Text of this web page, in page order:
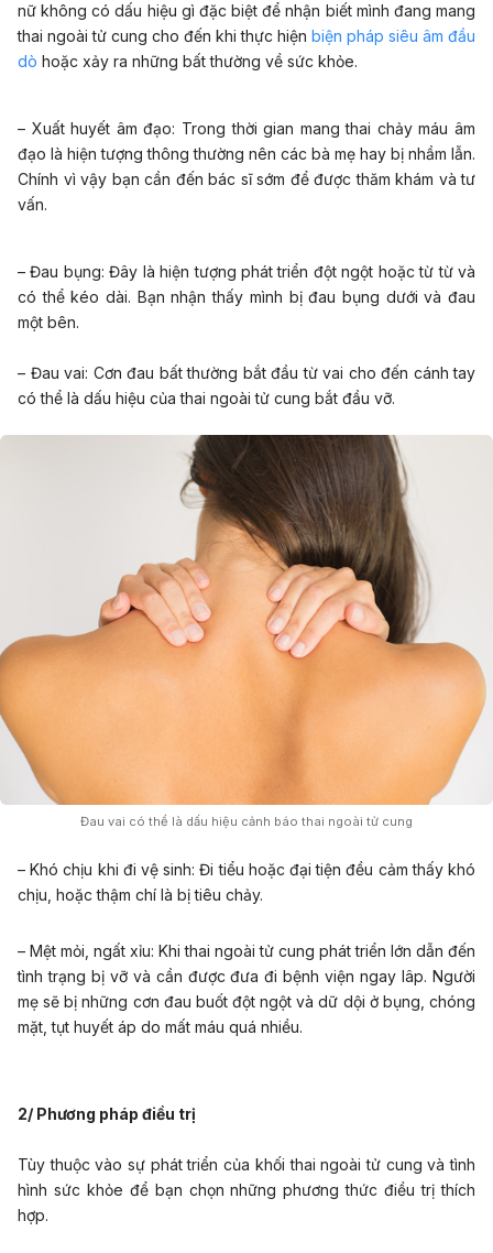
nữ không có dấu hiệu gì đặc biệt để nhận biết mình đang mang
thai ngoài tử cung cho đến khi thực hiện biện pháp siêu âm đầu
dò hoặc xảy ra những bất thường về sức khỏe.
– Xuất huyết âm đạo: Trong thời gian mang thai chảy máu âm
đạo là hiện tượng thông thường nên các bà mẹ hay bị nhầm lẫn.
Chính vì vậy bạn cần đến bác sĩ sớm để được thăm khám và tư
vấn.
– Đau bụng: Đây là hiện tượng phát triển đột ngột hoặc từ từ và
có thể kéo dài. Bạn nhận thấy mình bị đau bụng dưới và đau
một bên.
– Đau vai: Cơn đau bất thường bắt đầu từ vai cho đến cánh tay
có thể là dấu hiệu của thai ngoài tử cung bắt đầu vỡ.
Đau vai có thể là dấu hiệu cảnh báo thai ngoài tử cung
– Khó chịu khi đi vệ sinh: Đi tiểu hoặc đại tiện đều cảm thấy khó
chịu, hoặc thậm chí là bị tiêu chảy.
– Mệt mỏi, ngất xỉu: Khi thai ngoài tử cung phát triển lớn dẫn đến
tình trạng bị vỡ và cần được đưa đi bệnh viện ngay lâp. Người
mẹ sẽ bị những cơn đau buốt đột ngột và dữ dội ở bụng, chóng
mặt, tụt huyết áp do mất máu quá nhiều.
2/ Phương pháp điều trị
Tùy thuộc vào sự phát triển của khối thai ngoài tử cung và tình
hình sức khỏe để bạn chọn những phương thức điều trị thích
hợp.